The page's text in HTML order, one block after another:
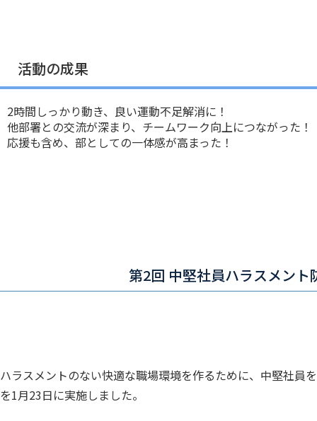
活動の成果
2時間しっかり動き、良い運動不足解消に！
他部署との交流が深まり、チームワーク向上につながった！
応援も含め、部としての一体感が高まった！
第2回 中堅社員ハラスメント
ハラスメントのない快適な職場環境を作るために、中堅社員
を1月23日に実施しました。